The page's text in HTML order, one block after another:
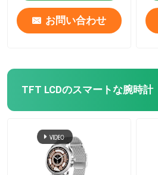
お問い合わせ
TFT LCDのスマートな腕時計